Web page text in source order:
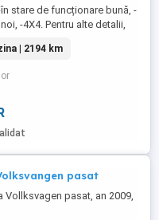
stare de funcționare bună, -
-4X4. Pentru alte detalii,
| 2194 km
pasat
Vollksvagen pasat, an 2009,